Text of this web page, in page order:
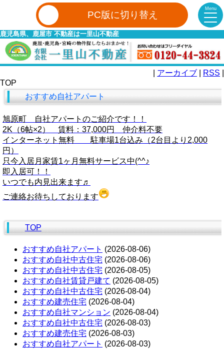
Menu
PC版に切り替え
鹿児島県、鹿屋市 不動産は一里山不動産
アーカイブ RSS
TOP
おすすめ自社アパート
旭原町 自社アパートのご紹介です！！
2K（6帖×2） 賃料：37,000円 仲介料不要
インターネット無料 駐車場1台込み（2台目より2,000
円）
只今入居月家賃1ヶ月無料サービス中(^^♪
即入居可！！
いつでも内見出来ます♬
ご連絡お待ちしております
TOP
おすすめ自社アパート (2026-08-06)
おすすめ自社中古住宅 (2026-08-06)
おすすめ自社中古住宅 (2026-08-05)
おすすめ自社賃貸戸建て (2026-08-05)
おすすめ自社中古住宅 (2026-08-04)
おすすめ建売住宅 (2026-08-04)
おすすめ自社マンション (2026-08-04)
おすすめ自社中古住宅 (2026-08-03)
おすすめ建売住宅 (2026-08-03)
おすすめ自社アパート (2026-08-03)